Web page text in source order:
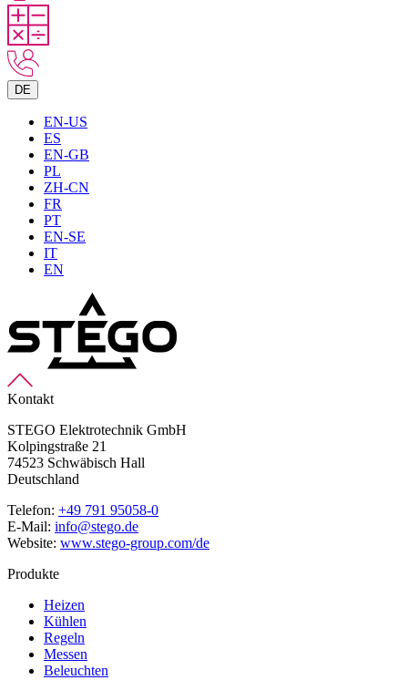
DE
EN-US
ES
EN-GB
PL
ZH-CN
FR
PT
EN-SE
IT
EN
Kontakt
STEGO Elektrotechnik GmbH
Kolpingstraße 21
74523 Schwäbisch Hall
Deutschland
Telefon: +49 791 95058-0
E-Mail: info@stego.de
Website: www.stego-group.com/de
Produkte
Heizen
Kühlen
Regeln
Messen
Beleuchten